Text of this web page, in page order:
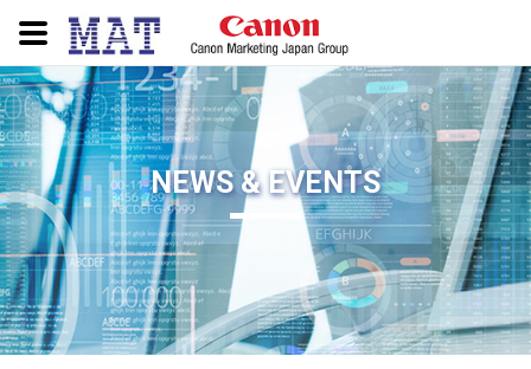
NEWS & EVENTS